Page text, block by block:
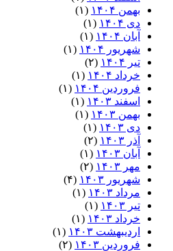
بهمن ۱۴۰۴
(۱)
دی ۱۴۰۴
(۱)
آبان ۱۴۰۴
(۱)
شهریور ۱۴۰۴
(۱)
تیر ۱۴۰۴
(۲)
خرداد ۱۴۰۴
(۱)
فروردین ۱۴۰۴
(۱)
اسفند ۱۴۰۳
(۱)
بهمن ۱۴۰۳
(۱)
دی ۱۴۰۳
(۱)
آذر ۱۴۰۳
(۲)
آبان ۱۴۰۳
(۱)
مهر ۱۴۰۳
(۲)
شهریور ۱۴۰۳
(۴)
مرداد ۱۴۰۳
(۱)
تیر ۱۴۰۳
(۱)
خرداد ۱۴۰۳
(۱)
اردیبهشت ۱۴۰۳
(۱)
فروردین ۱۴۰۳
(۲)